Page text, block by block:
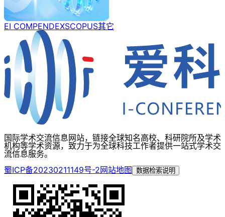
EI COMPENDEXSCOPUS其它
国际学术交流信息网站，链接全球知名高校、科研院所及学术
机构等学术资源，致力于为全球科技工作者提供一站式学术交
流信息服务。
蜀ICP备20230211149号-2网站地图 数据检索说明